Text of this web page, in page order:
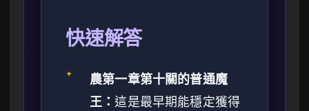
快速解答
✦
農第一章第十關的普通魔
王：這是最早期能穩定獲得